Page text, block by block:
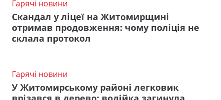
Гарячі новини
Скандал у ліцеї на Житомирщині
отримав продовження: чому поліція не
склала протокол
Гарячі новини
У Житомирському районі легковик